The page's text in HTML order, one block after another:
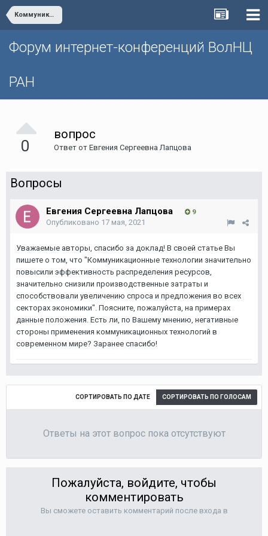
Коммуникационные технологии как фактор развития экономики
Форум интернет-конференций ВолНЦ
РАН
0
вопрос
Ответ от Евгения Сергеевна Лапцова
Вопросы
Евгения Сергеевна Лапцова 9
Опубликовано 17 мая, 2021
Уважаемые авторы, спасибо за доклад! В своей статье Вы
пишете о том, что "Коммуникационные технологии значительно
повысили эффективность распределения ресурсов,
значительно снизили производственные затраты и
способствовали увеличению спроса и предложения во всех
секторах экономики". Поясните, пожалуйста, на примерах
данные положения. Есть ли, по Вашему мнению, негативные
стороны применения коммуникационных технологий в
современном мире? Заранее спасибо!
СОРТИРОВАТЬ ПО ГОЛОСАМ
СОРТИРОВАТЬ ПО ДАТЕ
Ответы на этот вопрос пока отсутствуют
Пожалуйста, войдите, чтобы
комментировать
Вы сможете оставить комментарий после входа в